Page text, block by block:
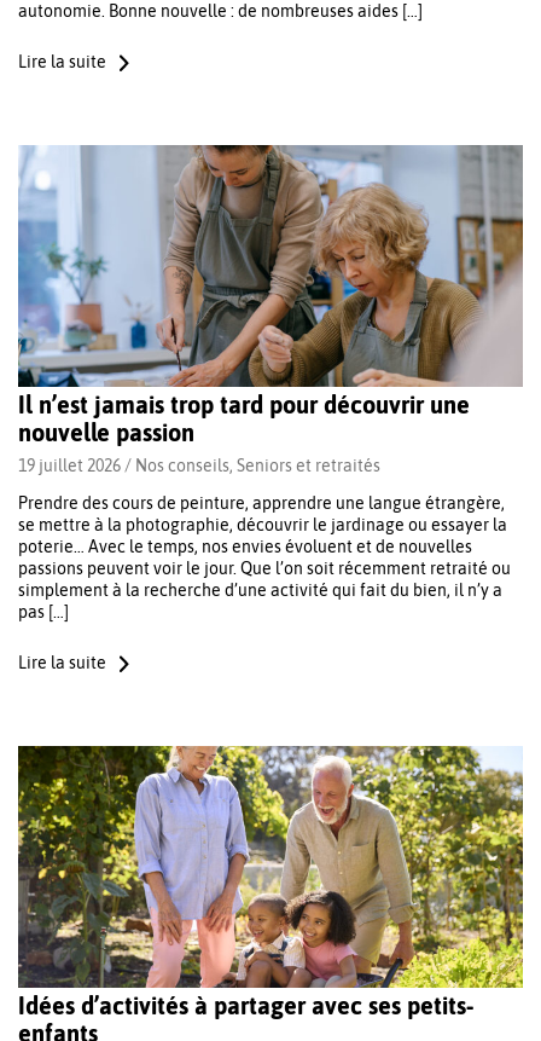
autonomie. Bonne nouvelle : de nombreuses aides […]
Lire la suite
Il n’est jamais trop tard pour découvrir une
nouvelle passion
19 juillet 2026 / Nos conseils, Seniors et retraités
Prendre des cours de peinture, apprendre une langue étrangère,
se mettre à la photographie, découvrir le jardinage ou essayer la
poterie… Avec le temps, nos envies évoluent et de nouvelles
passions peuvent voir le jour. Que l’on soit récemment retraité ou
simplement à la recherche d’une activité qui fait du bien, il n’y a
pas […]
Lire la suite
Idées d’activités à partager avec ses petits-
enfants